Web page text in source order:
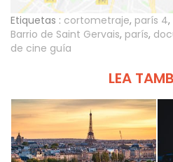
Etiquetas : cortometraje, parís 4,
Barrio de Saint Gervais, parís,
de cine guía
LEA